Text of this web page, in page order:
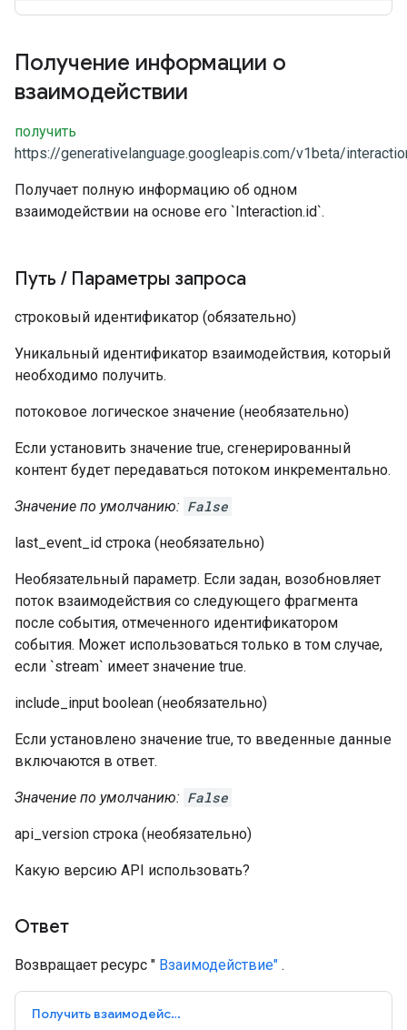
Получение информации о
взаимодействии
получить
https://generativelanguage.googleapis.com/v1beta/
Получает полную информацию об одном
взаимодействии на основе его `Interaction.id`.
Путь /Параметры запроса
строковый идентификатор (обязательно)
Уникальный идентификатор взаимодействия, который
необходимо получить.
потоковое логическое значение (необязательно)
Если установить значение true, сгенерированный
контент будет передаваться потоком инкрементально.
Значение по умолчанию: False
last_event_id строка (необязательно)
Необязательный параметр. Если задан, возобновляет
поток взаимодействия со следующего фрагмента
после события, отмеченного идентификатором
события. Может использоваться только в том случае,
если `stream` имеет значение true.
include_input boolean (необязательно)
Если установлено значение true, то введенные данные
включаются в ответ.
Значение по умолчанию: False
api_version строка (необязательно)
Какую версию API использовать?
Ответ
Возвращает ресурс " Взаимодействие" .
Получить взаимодействие